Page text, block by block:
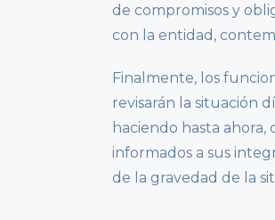
de compromisos y
con la entidad,
Finalmente, los
revisarán la situación
haciendo hasta
informados a sus
de la gravedad de la